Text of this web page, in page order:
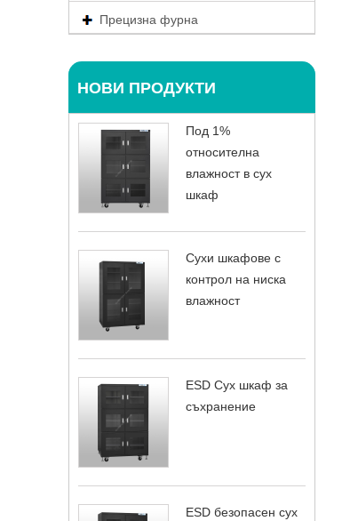
Прецизна фурна
НОВИ ПРОДУКТИ
Под 1%
относителна
влажност в сух
шкаф
Сухи шкафове с
контрол на ниска
влажност
ESD Сух шкаф за
съхранение
ESD безопасен сух